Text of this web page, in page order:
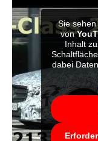
Sie
von
Inhalt
dabei